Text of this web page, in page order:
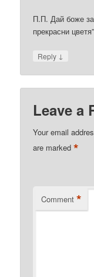
П.П. Дай боже
прекрасни цветя”
Reply ↓
Leave a
Your email
are marked*
Comment *